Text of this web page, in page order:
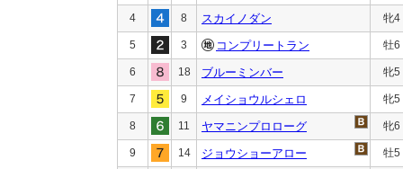
4 8 スカイノダン 牝4
5 3 コンプリートラン 牡6
6 18 ブルーミンバー 牝5
7 9 メイショウルシェロ 牝5
8 11 ヤマニンプロローグ 牝6
9 14 ジョウショーアロー 牡5